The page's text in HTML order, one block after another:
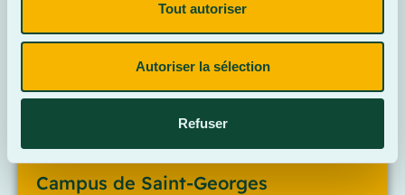
Tout autoriser
Autoriser la sélection
Refuser
Campus de Saint-Georges